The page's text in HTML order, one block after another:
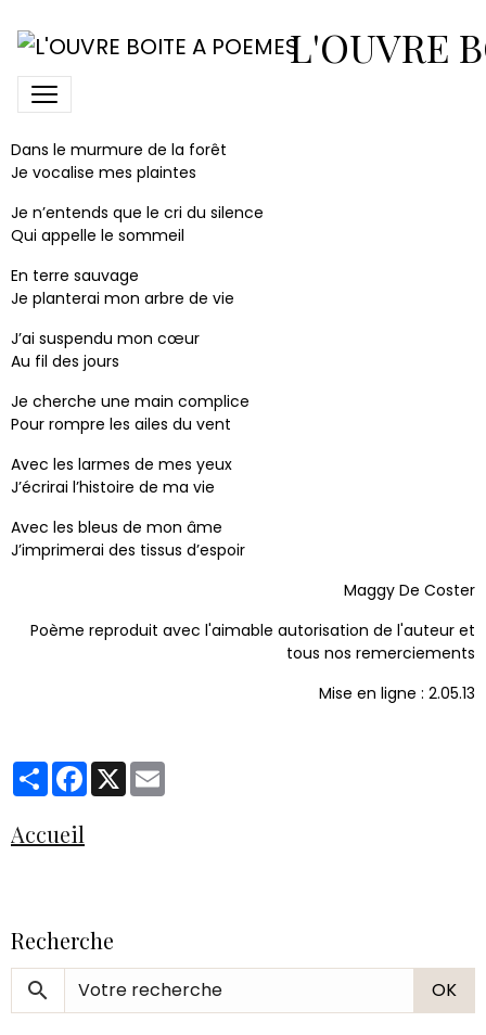
L'OUVRE
Distiques
Dans la vague de l’oubli
Se dilue mon esse
Dans le murmure de la forêt
Je vocalise mes plaintes
Je n’entends que le cri du silence
Qui appelle le sommeil
En terre sauvage
Je planterai mon arbre de vie
J’ai suspendu mon cœur
Au fil des jours
Je cherche une main complice
Pour rompre les ailes du vent
Avec les larmes de mes yeux
J’écrirai l’histoire de ma vie
Avec les bleus de mon âme
J’imprimerai des tissus d’espoir
Maggy De Coster
Poème reproduit avec l'aimable autorisation de l'auteur et
tous nos remerciements
Mise en ligne : 2.05.13
PartagerFacebook
X
Accueil
Recherche
OK